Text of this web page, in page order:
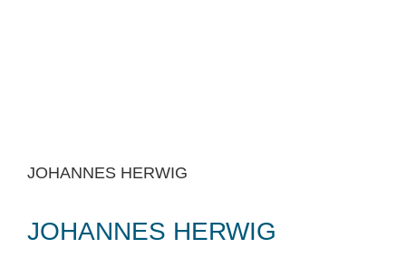
JOHANNES HERWIG
JOHANNES HERWIG